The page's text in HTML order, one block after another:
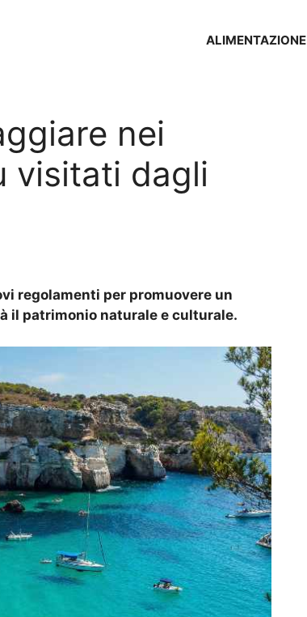
ALIMENTAZIONE
nei
visitati dagli
regolamenti per promuovere un
il patrimonio naturale e culturale.